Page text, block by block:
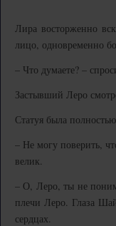
Лира восторженно
лицо, одновременно
– Что думаете? –
Застывший Леро
Статуя была
– Не могу поверить,
велик.
– О, Леро, ты не
плечи Леро. Глаза
сердцах.